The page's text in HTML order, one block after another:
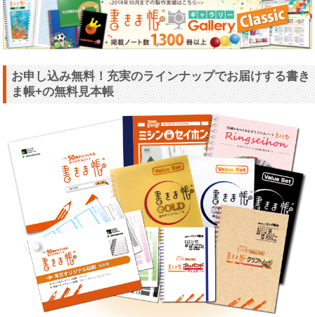
お申し込み無料！充実のラインナップでお届けする書き
ま帳+の無料見本帳